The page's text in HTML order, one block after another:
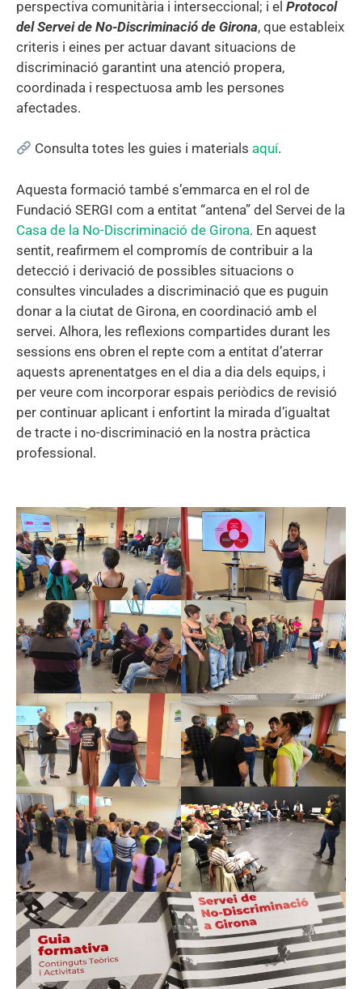
perspectiva comunitària i interseccional; i el Protocol
del Servei de No-Discriminació de Girona, que estableix
criteris i eines per actuar davant situacions de
discriminació garantint una atenció propera,
coordinada i respectuosa amb les persones
afectades.
Consulta totes les guies i materials aquí.
Aquesta formació també s’emmarca en el rol de
Fundació SERGI com a entitat “antena” del Servei de la
Casa de la No-Discriminació de Girona. En aquest
sentit, reafirmem el compromís de contribuir a la
detecció i derivació de possibles situacions o
consultes vinculades a discriminació que es puguin
donar a la ciutat de Girona, en coordinació amb el
servei. Alhora, les reflexions compartides durant les
sessions ens obren el repte com a entitat d’aterrar
aquests aprenentatges en el dia a dia dels equips, i
per veure com incorporar espais periòdics de revisió
per continuar aplicant i enfortint la mirada d’igualtat
de tracte i no-discriminació en la nostra pràctica
professional.